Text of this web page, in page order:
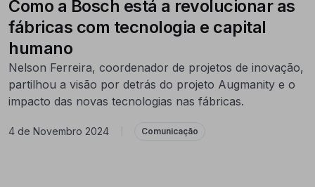
Como a Bosch está a revolucionar as
fábricas com tecnologia e capital
humano
Nelson Ferreira, coordenador de projetos de inovação,
partilhou a visão por detrás do projeto Augmanity e o
impacto das novas tecnologias nas fábricas.
4 de Novembro 2024 Comunicação